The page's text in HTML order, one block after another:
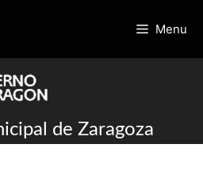
Menu
de Zaragoza